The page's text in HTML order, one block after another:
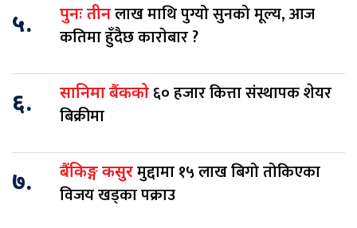
५. पुनः तीनलाख माथि पुग्यो सुनको मूल्य, आज
कतिमा हुँदैछ काराेबार ?
६. सानिमा बैंकको ६० हजार कित्ता संस्थापक शेयर
बिक्रीमा
७. बैंकिङ्ग कसुरमुद्दामा १५ लाख बिगो तोकिएका
विजय खड्का पक्राउ